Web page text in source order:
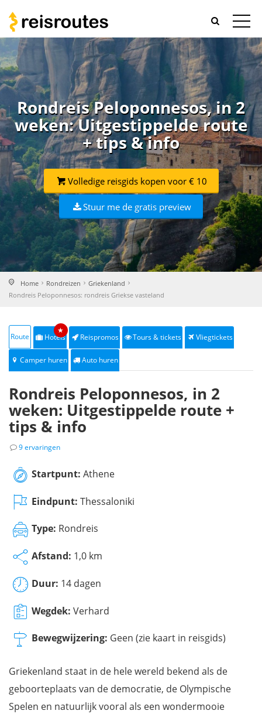
Rondreis Peloponnesos, in 2
weken: Uitgestippelde route
+ tips & info
Volledige reisgids kopen voor € 10
Stuur me de gratis preview
Home Rondreizen
Griekenland
Rondreis Peloponnesos: rondreis Griekse vasteland
Route Hotels
★
Reispromos Tours & tickets Vliegtickets
Camper huren Auto huren
Rondreis Peloponnesos, in 2
weken: Uitgestippelde route +
tips & info
9 ervaringen
Startpunt: Athene
Eindpunt: Thessaloniki
Type: Rondreis
Afstand: 1,0 km
Duur: 14 dagen
Wegdek: Verhard
Bewegwijzering: Geen (zie kaart in reisgids)
Griekenland staat in de hele wereld bekend als de
geboorteplaats van de democratie, de Olympische
Spelen en natuurlijk vooral als een wondermooie